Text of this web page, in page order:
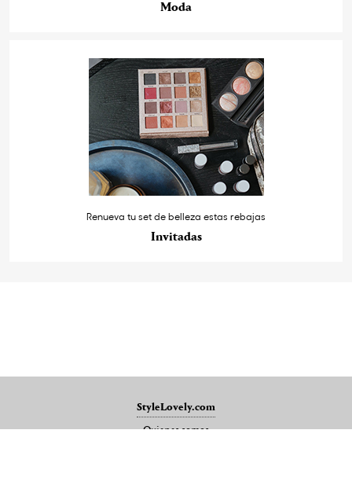
Moda
Renueva tu set de belleza estas rebajas
Invitadas
StyleLovely.com
Quienes somos